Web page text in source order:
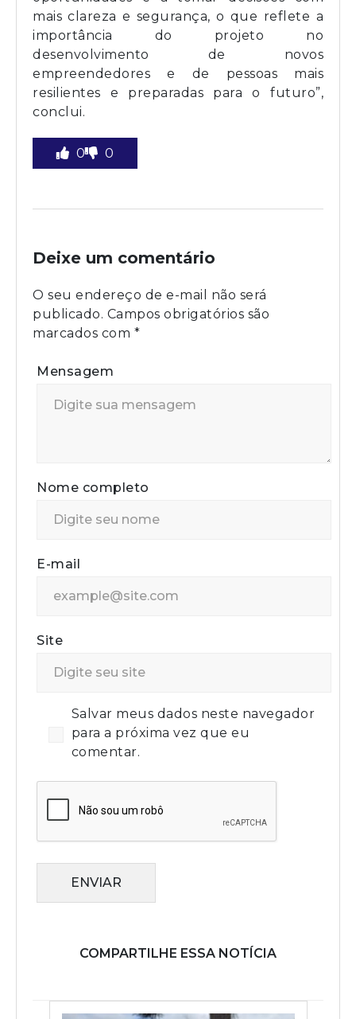
mais clareza e segurança, o que reflete a
importância do projeto no
desenvolvimento de novos
empreendedores e de pessoas mais
resilientes e preparadas para o futuro”,
conclui.
0 0
Deixe um comentário
O seu endereço de e-mail não será
publicado. Campos obrigatórios são
marcados com *
Mensagem
Nome completo
E-mail
Site
Salvar meus dados neste navegador
para a próxima vez que eu
comentar.
ENVIAR
COMPARTILHE ESSA NOTÍCIA